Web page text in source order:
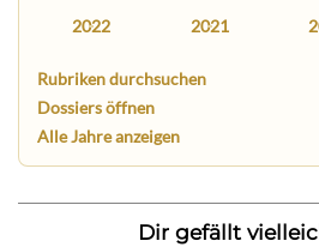
2022 2021
Rubriken durchsuchen
Dossiers öffnen
Alle Jahre anzeigen
Dir gefällt